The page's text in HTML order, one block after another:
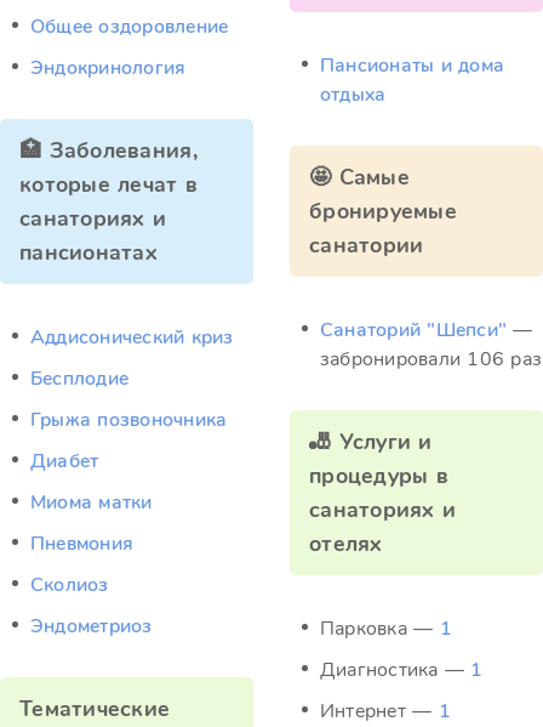
Общее оздоровление
Эндокринология
🏥 Заболевания,
которые лечат в
санаториях и
пансионатах
Аддисонический криз
Бесплодие
Грыжа позвоночника
Диабет
Миома матки
Пневмония
Сколиоз
Эндометриоз
Тематические
Пансионаты и дома
отдыха
🤩 Самые
бронируемые
санатории
Санаторий "Шепси" —
забронировали 106 раз
🎳 Услуги и
процедуры в
санаториях и
отелях
Парковка — 1
Диагностика — 1
Интернет — 1